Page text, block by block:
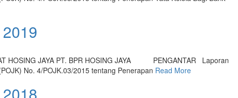
HOSING JAYA PT. BPR HOSING JAYA PENGANTAR Laporan
No. 4/POJK.03/2015 tentang Penerapan Read More